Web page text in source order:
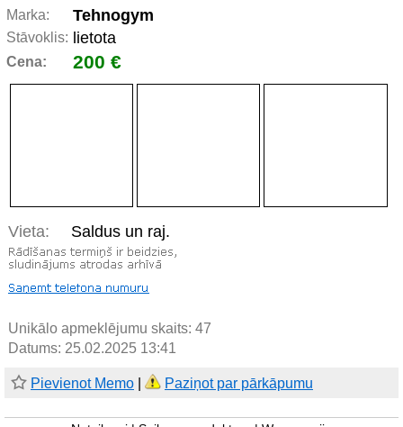
Marka: Tehnogym
Stāvoklis: lietota
Cena: 200 €
Vieta: Saldus un raj.
Unikālo apmeklējumu skaits: 47
Datums: 25.02.2025 13:41
Pievienot Memo Paziņot par pārkāpumu